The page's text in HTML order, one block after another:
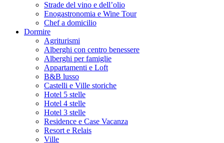
Strade del vino e dell’olio
Enogastronomia e Wine Tour
Chef a domicilio
Dormire
Agriturismi
Alberghi con centro benessere
Alberghi per famiglie
Appartamenti e Loft
B&B lusso
Castelli e Ville storiche
Hotel 5 stelle
Hotel 4 stelle
Hotel 3 stelle
Residence e Case Vacanza
Resort e Relais
Ville